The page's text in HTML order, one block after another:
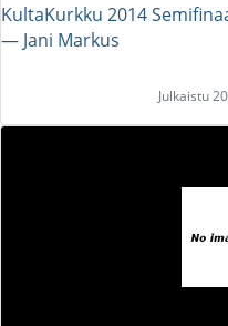
KultaKurkku 2014
― Jani Markus
Julkaistu